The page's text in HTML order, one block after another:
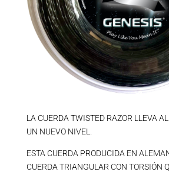
LA CUERDA TWISTED RAZOR LLEVA
UN NUEVO NIVEL.
ESTA CUERDA PRODUCIDA EN
CUERDA TRIANGULAR CON TORSIÓN